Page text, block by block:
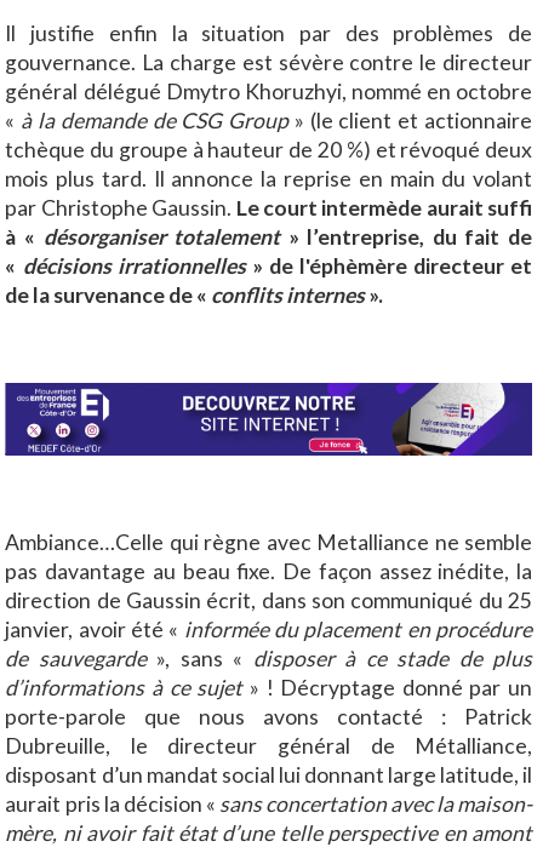
Il justifie enfin la situation par des problèmes de
gouvernance. La charge est sévère contre le directeur
général délégué Dmytro Khoruzhyi, nommé en octobre
« à la demande de CSG Group» (le client et actionnaire
tchèque du groupe à hauteur de 20 %) et révoqué deux
mois plus tard. Il annonce la reprise en main du volant
par Christophe Gaussin. Le court intermède aurait suffi
à « désorganiser totalement » l’entreprise, du fait de
« décisions irrationnelles» de l'éphèmère directeur et
de la survenance de « conflits internes».
Ambiance…Celle qui règne avec Metalliance ne semble
pas davantage au beau fixe. De façon assez inédite, la
direction de Gaussin écrit, dans son communiqué du 25
janvier, avoir été « informée du placement en procédure
de sauvegarde », sans « disposer à ce stade de plus
d’informations à ce sujet» ! Décryptage donné par un
porte-parole que nous avons contacté : Patrick
Dubreuille, le directeur général de Métalliance,
disposant d’un mandat social lui donnant large latitude, il
aurait pris la décision « sans concertation avec la maison-
mère, ni avoir fait état d’une telle perspective en amont